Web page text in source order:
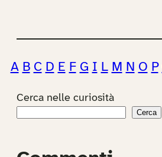
A B C D E F G I L M N O P
Cerca nelle curiosità
Cerca